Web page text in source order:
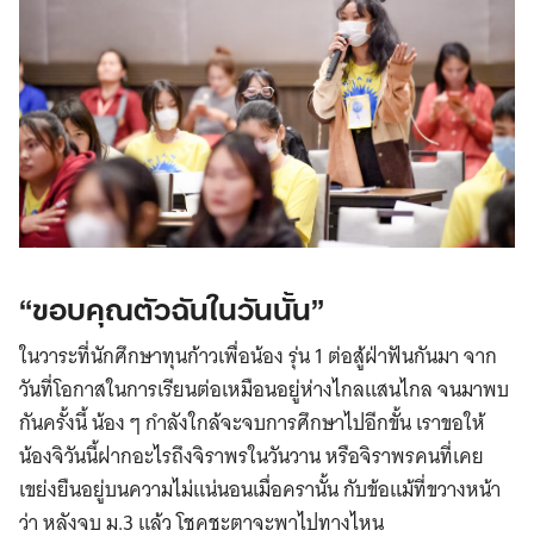
“ขอบคุณตัวฉันในวันนั้น”
ในวาระที่นักศึกษาทุนก้าวเพื่อน้อง รุ่น 1 ต่อสู้ฝ่าฟันกันมา จาก
วันที่โอกาสในการเรียนต่อเหมือนอยู่ห่างไกลแสนไกล จนมาพบ
กันครั้งนี้ น้อง ๆ กำลังใกล้จะจบการศึกษาไปอีกขั้น เราขอให้
น้องจิวันนี้ฝากอะไรถึงจิราพรในวันวาน หรือจิราพรคนที่เคย
เขย่งยืนอยู่บนความไม่แน่นอนเมื่อครานั้น กับข้อแม้ที่ขวางหน้า
ว่า หลังจบ ม.3 แล้ว โชคชะตาจะพาไปทางไหน